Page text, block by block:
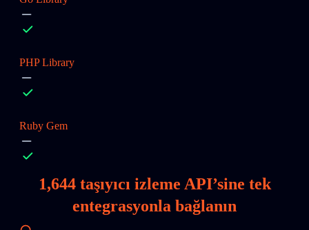
PHP Library
Ruby Gem
1,644taşıyıcı izleme API’sine tek
entegrasyonla bağlanın